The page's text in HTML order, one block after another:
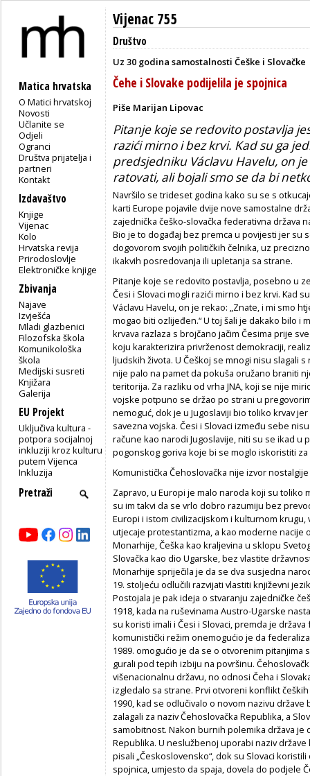
Matica hrvatska
O Matici hrvatskoj
Novosti
Učlanite se
Odjeli
Ogranci
Društva prijatelja i
partneri
Kontakt
Izdavaštvo
Knjige
Vijenac
Kolo
Hrvatska revija
Prirodoslovlje
Elektroničke knjige
Zbivanja
Najave
Izvješća
Mladi glazbenici
Filozofska škola
Komunikološka
škola
Medijski susreti
Knjižara
Galerija
EU Projekt
Uključiva kultura -
potpora socijalnoj
inkluziji kroz kulturu
putem Vijenca
Inkluzija
Vijenac 755
Društvo
Uz 30 godina samostalnosti Češke i Slovačke
Čehe i Slovake podijelila je spojnica
Piše Marijan Lipovac
Pitanje koje se redovito postavlja
razići mirno i bez krvi. Kad su ga
predsjedniku Václavu Havelu, on
ratovati, ali bojali smo se da bi
Navršilo se trideset godina kako su se s
karti Europe pojavile dvije nove samostalne
zajednička češko-slovačka federativna država
Bio je to događaj bez premca u povijesti jer su
dogovorom svojih političkih čelnika, uz
ikakvih posredovanja ili upletanja sa strane.
Pitanje koje se redovito postavlja, posebno u
Česi i Slovaci mogli razići mirno i bez krvi. Kad
Václavu Havelu, on je rekao: „Znate, i mi smo
mogao biti ozlijeđen.“ U toj šali je dakako bilo i
krvava razlaza s brojčano jačim Česima prije
koju karakterizira privrženost demokraciji,
ljudskih života. U Češkoj se mnogi nisu slagali
nije palo na pamet da pokuša oružano braniti
teritorija. Za razliku od vrha JNA, koji se nije
vojske potpuno se držao po strani u
nemoguć, dok je u Jugoslaviji bio toliko krvav
savezna vojska. Česi i Slovaci između sebe
račune kao narodi Jugoslavije, niti su se ikad u
pogonskog goriva koje bi se moglo iskoristiti
Komunistička Čehoslovačka nije izvor
Zapravo, u Europi je malo naroda koji su toliko
su im takvi da se vrlo dobro razumiju bez
Europi i istom civilizacijskom i kulturnom
utjecaje protestantizma, a kao moderne nacije
Monarhije, Češka kao kraljevina u sklopu
Slovačka kao dio Ugarske, bez vlastite
Monarhije spriječila je da se dva susjedna
19. stoljeću odlučili razvijati vlastiti književni
Postojala je pak ideja o stvaranju zajedničke
1918, kada na ruševinama Austro-Ugarske
su koristi imali i Česi i Slovaci, premda je
komunistički režim onemogućio je da
1989. omogućio je da se o otvorenim
gurali pod tepih izbiju na površinu.
višenacionalnu državu, no odnosi Čeha i
izgledalo sa strane. Prvi otvoreni konflikt
1990, kad se odlučivalo o novom nazivu
zalagali za naziv Čehoslovačka Republika, a
samobitnost. Nakon burnih polemika država je
Republika. U neslužbenoj uporabi naziv
pisali „Československo“, dok su Slovaci
spojnica, umjesto da spaja, dovela do podjele